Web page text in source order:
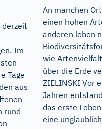
derzeit
Im
Tage
aus
rund
An manchen
einen hohen
anderen leben
wie
über die Erde
ZIELINSKI Vor
Jahren
das erste
eine